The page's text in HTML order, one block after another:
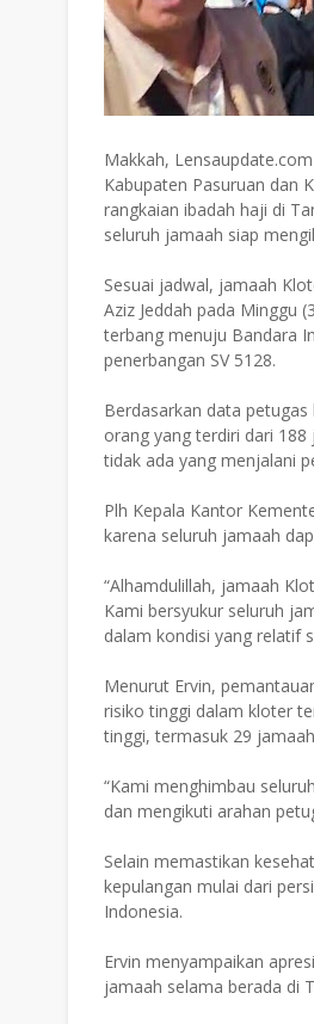
Makkah,
Kabupaten Pasuruan dan
rangkaian ibadah haji di
seluruh jamaah siap
Sesuai jadwal, jamaah
Aziz Jeddah pada Minggu
terbang menuju Bandara
penerbangan SV 5128.
Berdasarkan data
orang yang terdiri dari
tidak ada yang menjalani
Plh Kepala Kantor
karena seluruh jamaah
“Alhamdulillah, jamaah
Kami bersyukur seluruh
dalam kondisi yang relatif
Menurut Ervin,
risiko tinggi dalam kloter
tinggi, termasuk 29
“Kami menghimbau
dan mengikuti arahan
Selain memastikan
kepulangan mulai dari
Indonesia.
Ervin menyampaikan
jamaah selama berada di